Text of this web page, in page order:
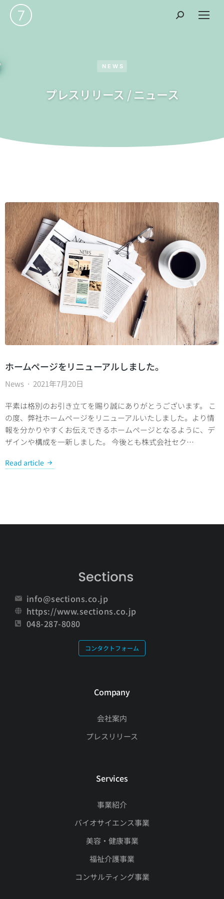
NEWS
プレスリリース / ニュース
ホームページをリニューアルしました。
News 2021年7月20日
平素は格別のお引き立てを賜り誠にありがとうございます。 こ
の度、弊社ホームページをリニューアルいたしました。より情
報を分かりやすくお伝えできるホームページとなるように、デ
ザインや構成を一新しました。 今後とも株式会社セク…
Read article
info@sections.co.jp
https://www.sections.co.jp
048-287-8080
コンタクトフォーム
Company
会社案内
プレスリリース
Services
事業紹介
バイオサイエンス事業
美容・健康事業
福祉介護事業
コンサルティング事業